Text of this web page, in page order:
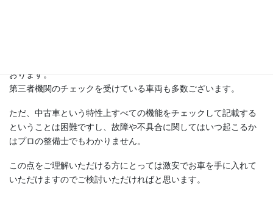
おります。
第三者機関のチェックを受けている車両も多数ございます。
ただ、中古車という特性上すべての機能をチェックして記載する
ということは困難ですし、故障や不具合に関してはいつ起こるか
はプロの整備士でもわかりません。
この点をご理解いただける方にとっては激安でお車を手に入れて
いただけますのでご検討いただければと思います。